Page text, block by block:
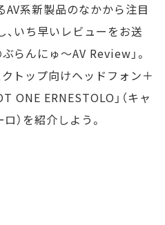
系新製品のなかから注目
いち早いレビューをお送
らんにゅ～AV Review」。
トップ向けヘッドフォン＋
ONE ERNESTOLO」（キャ
）を紹介しよう。